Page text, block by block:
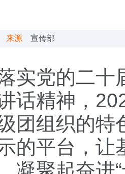
来源 宣传部
实党的二十
话精神，
团组织的特
的平台，让